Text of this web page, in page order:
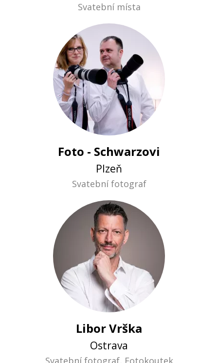
Svatební místa
Foto - Schwarzovi
Plzeň
Svatební fotograf
Libor Vrška
Ostrava
Svatební fotograf, Fotokoutek